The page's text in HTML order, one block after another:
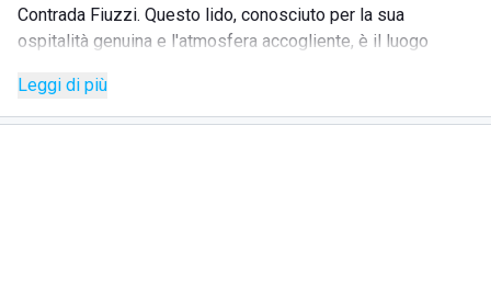
Contrada Fiuzzi. Questo lido, conosciuto per la sua
ospitalità genuina e l'atmosfera accogliente, è il luogo
immersi in un paesaggio naturale mozzafiato. Circondato da
un mare cristallino, offre un panorama suggestivo grazie
Leggi di più